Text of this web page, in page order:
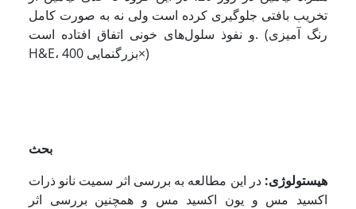
تخریب بافتی جلوگیری کرده است ولی نه به صورت کامل
و نفوذ سلول‌های خونی اتفاق افتاده است. (رنگ آمیزی
H&E، بزرگنمایی 400×)
بحث
هیستولوژی:در این مطالعه به بررسی اثر سمیت نانو ذرات
اکسید مس و یون اکسید مس و همچنین بررسی اثر